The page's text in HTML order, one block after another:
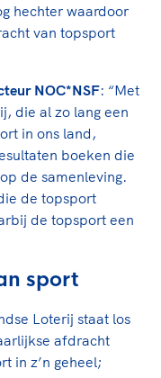
hechter waardoor
van topsport
NOC*NSF: “Met
die al zo lang een
in ons land,
boeken die
de samenleving.
de topsport
de topsport een
sport
Loterij staat los
afdracht
in z’n geheel;